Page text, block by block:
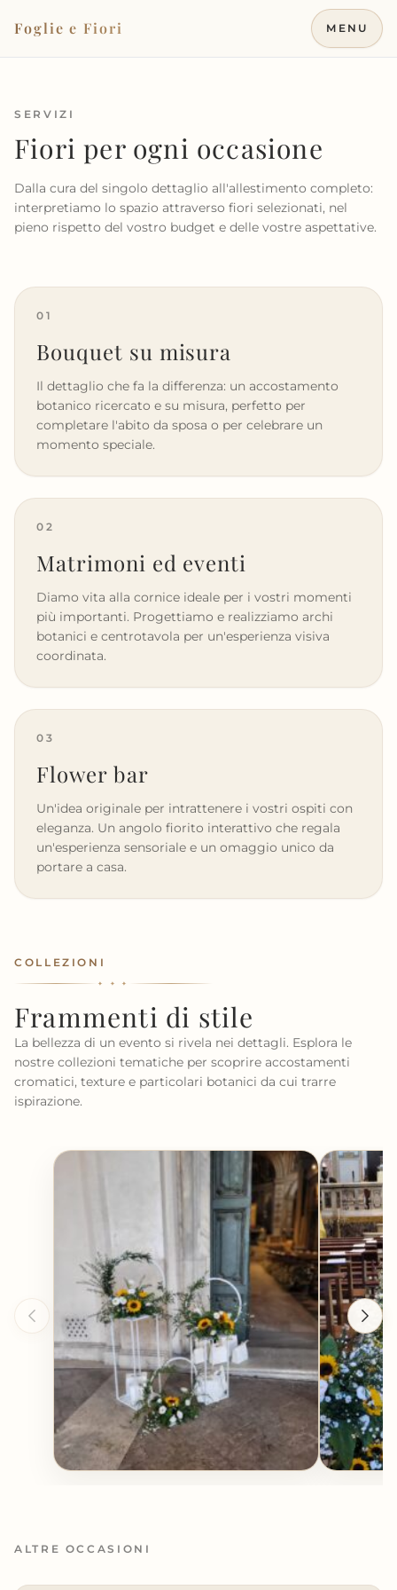
Foglie e Fiori MENU
SERVIZI
Fiori per ogni occasione
Dalla cura del singolo dettaglio all'allestimento completo:
interpretiamo lo spazio attraverso fiori selezionati, nel
pieno rispetto del vostro budget e delle vostre aspettative.
01
Bouquet su misura
Il dettaglio che fa la differenza: un accostamento
botanico ricercato e su misura, perfetto per
completare l'abito da sposa o per celebrare un
momento speciale.
02
Matrimoni ed eventi
Diamo vita alla cornice ideale per i vostri momenti
più importanti. Progettiamo e realizziamo archi
botanici e centrotavola per un'esperienza visiva
coordinata.
03
Flower bar
Un'idea originale per intrattenere i vostri ospiti con
eleganza. Un angolo fiorito interattivo che regala
un'esperienza sensoriale e un omaggio unico da
portare a casa.
COLLEZIONI
✦ ✦ ✦
Frammenti di stile
La bellezza di un evento si rivela nei dettagli. Esplora le
nostre collezioni tematiche per scoprire accostamenti
cromatici, texture e particolari botanici da cui trarre
ispirazione.
ALTRE OCCASIONI